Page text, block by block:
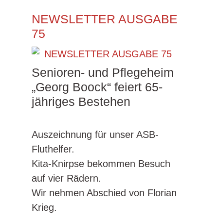
NEWSLETTER AUSGABE
75
Senioren- und Pflegeheim
„Georg Boock“ feiert 65-
jähriges Bestehen
Auszeichnung für unser ASB-
Fluthelfer.
Kita-Knirpse bekommen Besuch
auf vier Rädern.
Wir nehmen Abschied von Florian
Krieg.